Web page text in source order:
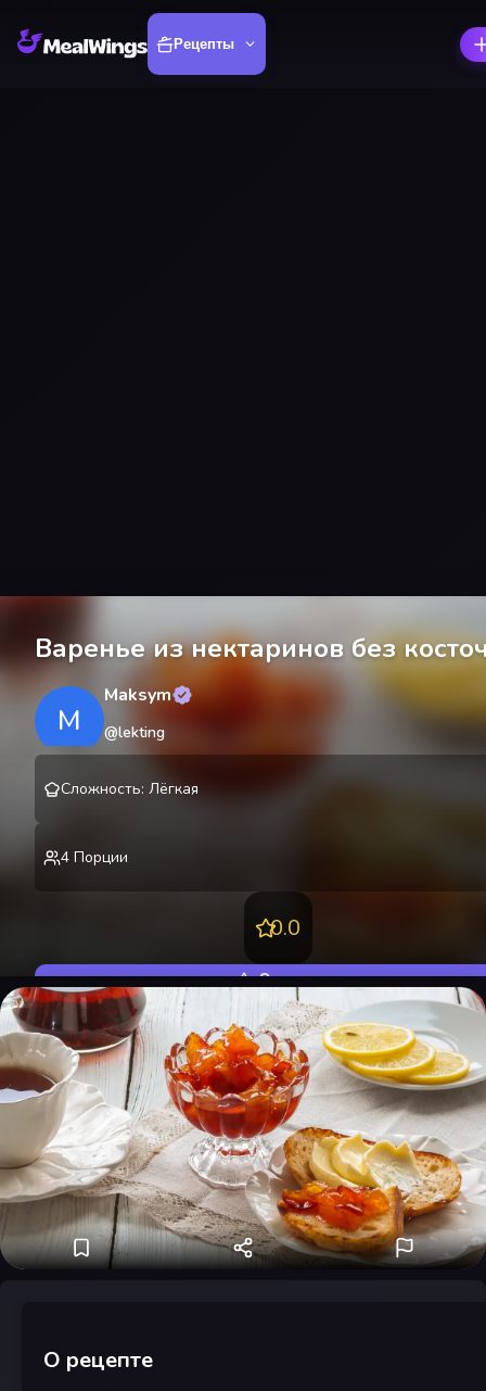
Рецепты
Варенье из нектаринов без
M
Maksym
@lekting
Сложность: Лёгкая
4 Порции
0.0
Оценить
О рецепте